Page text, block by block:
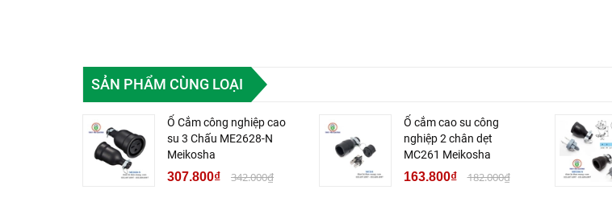
SẢN PHẨM CÙNG LOẠI
Ổ Cắm công nghiệp cao
su 3 Chấu ME2628-N
Meikosha
307.800₫ 342.000₫
Ổ cắm cao su công
nghiệp 2 chân dẹt
MC261 Meikosha
163.800₫ 182.000₫